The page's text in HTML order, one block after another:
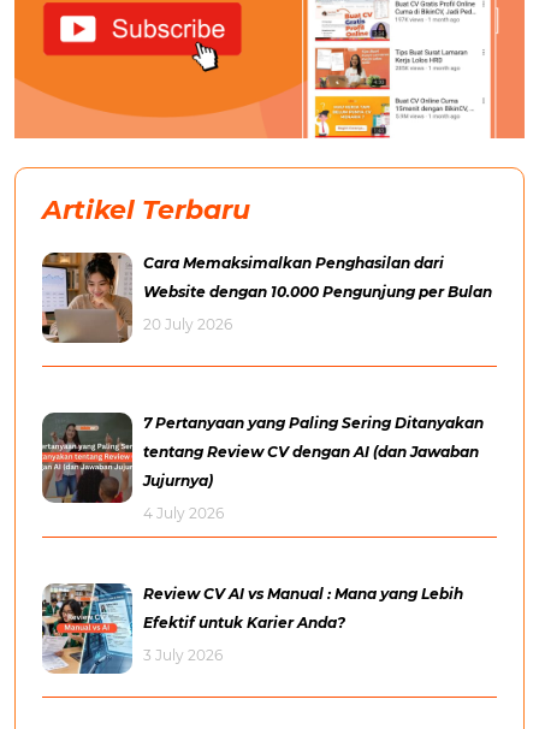
Artikel Terbaru
Cara Memaksimalkan Penghasilan dari
Website dengan 10.000 Pengunjung per Bulan
20 July 2026
7 Pertanyaan yang Paling Sering Ditanyakan
tentang Review CV dengan AI (dan Jawaban
Jujurnya)
4 July 2026
Review CV AI vs Manual : Mana yang Lebih
Efektif untuk Karier Anda?
3 July 2026